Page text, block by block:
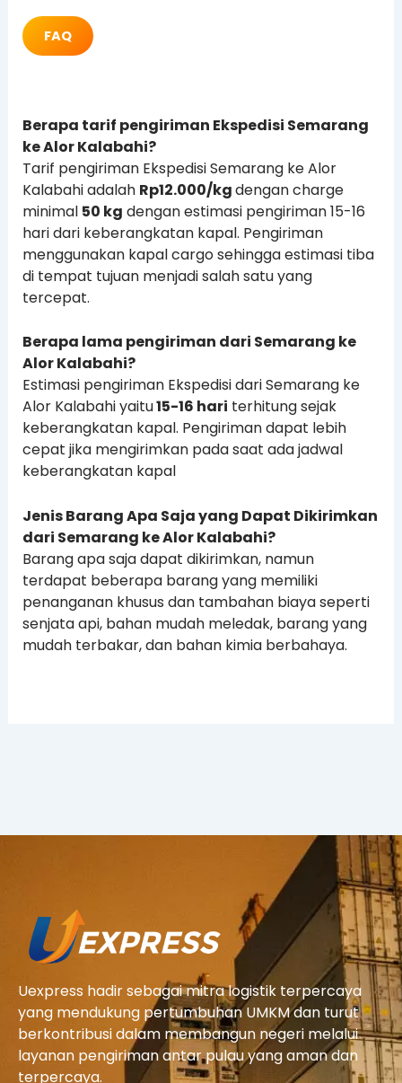
FAQ
Berapa tarif pengiriman Ekspedisi Semarang
ke Alor Kalabahi?
Tarif pengiriman Ekspedisi Semarang ke Alor
Kalabahi adalah Rp12.000/kgdengan charge
minimal 50 kg dengan estimasi pengiriman 15-16
hari dari keberangkatan kapal. Pengiriman
menggunakan kapal cargo sehingga estimasi tiba
di tempat tujuan menjadi salah satu yang
tercepat.
Berapa lama pengiriman dari Semarang ke
Alor Kalabahi?
Estimasi pengiriman Ekspedisi dari Semarang ke
Alor Kalabahi yaitu15-16 hari terhitung sejak
keberangkatan kapal. Pengiriman dapat lebih
cepat jika mengirimkan pada saat ada jadwal
keberangkatan kapal
Jenis Barang Apa Saja yang Dapat Dikirimkan
dari Semarang ke Alor Kalabahi?
Barang apa saja dapat dikirimkan, namun
terdapat beberapa barang yang memiliki
penanganan khusus dan tambahan biaya seperti
senjata api, bahan mudah meledak, barang yang
mudah terbakar, dan bahan kimia berbahaya.
Uexpress hadir sebagai mitra logistik terpercaya
yang mendukung pertumbuhan UMKM dan turut
berkontribusi dalam membangun negeri melalui
layanan pengiriman antar pulau yang aman dan
terpercaya.